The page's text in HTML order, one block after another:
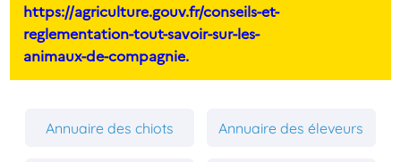
https://agriculture.gouv.fr/conseils-et-
reglementation-tout-savoir-sur-les-
animaux-de-compagnie.
Annuaire des chiots Annuaire des éleveurs